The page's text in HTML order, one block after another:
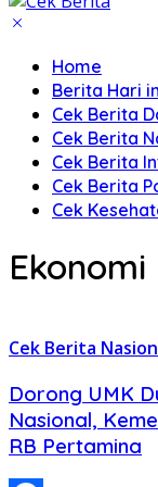
Home
Berita Hari
Cek Berita
Cek Berita
Cek Berita
Cek Berita
Cek
Cek Berita
Dorong UMK
Nasional,
RB Pertamina